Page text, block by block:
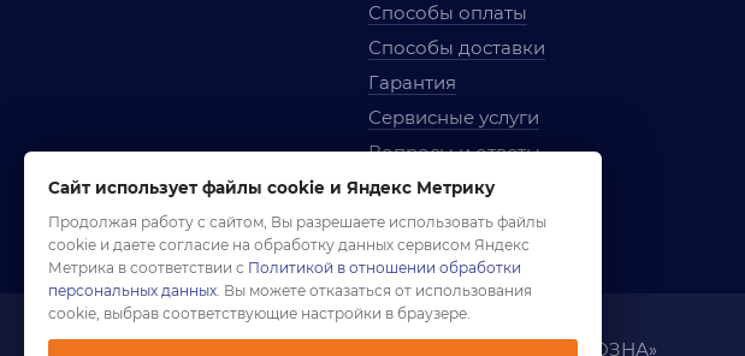
Способы оплаты
Способы доставки
Гарантия
Сервисные услуги
Вопросы и ответы
Условия сотрудничества
Правила использования
Компания «ОЗНА»
Сайт использует файлы cookie и Яндекс Метрику
Продолжая работу с сайтом, Вы разрешаете использовать файлы
cookie и даете согласие на обработку данных сервисом Яндекс
Метрика в соответствии с Политикой в отношении обработки
персональных данных. Вы можете отказаться от использования
cookie, выбрав соответствующие настройки в браузере.